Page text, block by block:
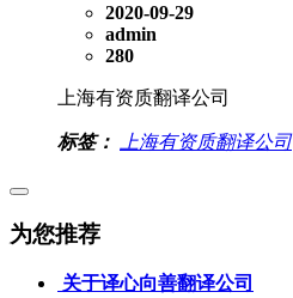
2020-09-29
admin
280
上海有资质翻译公司
标签： 上海有资质翻译公司
为您推荐
关于译心向善翻译公司